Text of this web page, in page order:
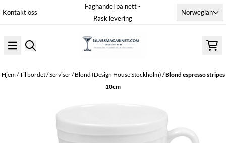
Hopp til innhold
Kontakt oss
Faghandel på nett -
Rask levering
Norwegian
Hjem/Til bordet/Serviser/Blond (Design House Stockholm) /Blond espresso stripes
10cm